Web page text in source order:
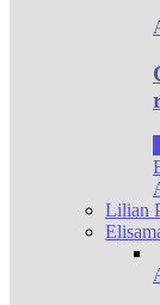
Lilian